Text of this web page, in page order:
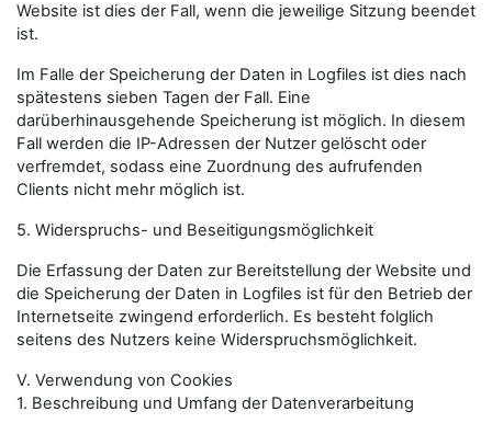
Website ist dies der Fall, wenn die jeweilige Sitzung beendet
ist.
Im Falle der Speicherung der Daten in Logfiles ist dies nach
spätestens sieben Tagen der Fall. Eine
darüberhinausgehende Speicherung ist möglich. In diesem
Fall werden die IP-Adressen der Nutzer gelöscht oder
verfremdet, sodass eine Zuordnung des aufrufenden
Clients nicht mehr möglich ist.
5. Widerspruchs- und Beseitigungsmöglichkeit
Die Erfassung der Daten zur Bereitstellung der Website und
die Speicherung der Daten in Logfiles ist für den Betrieb der
Internetseite zwingend erforderlich. Es besteht folglich
seitens des Nutzers keine Widerspruchsmöglichkeit.
V. Verwendung von Cookies
1. Beschreibung und Umfang der Datenverarbeitung